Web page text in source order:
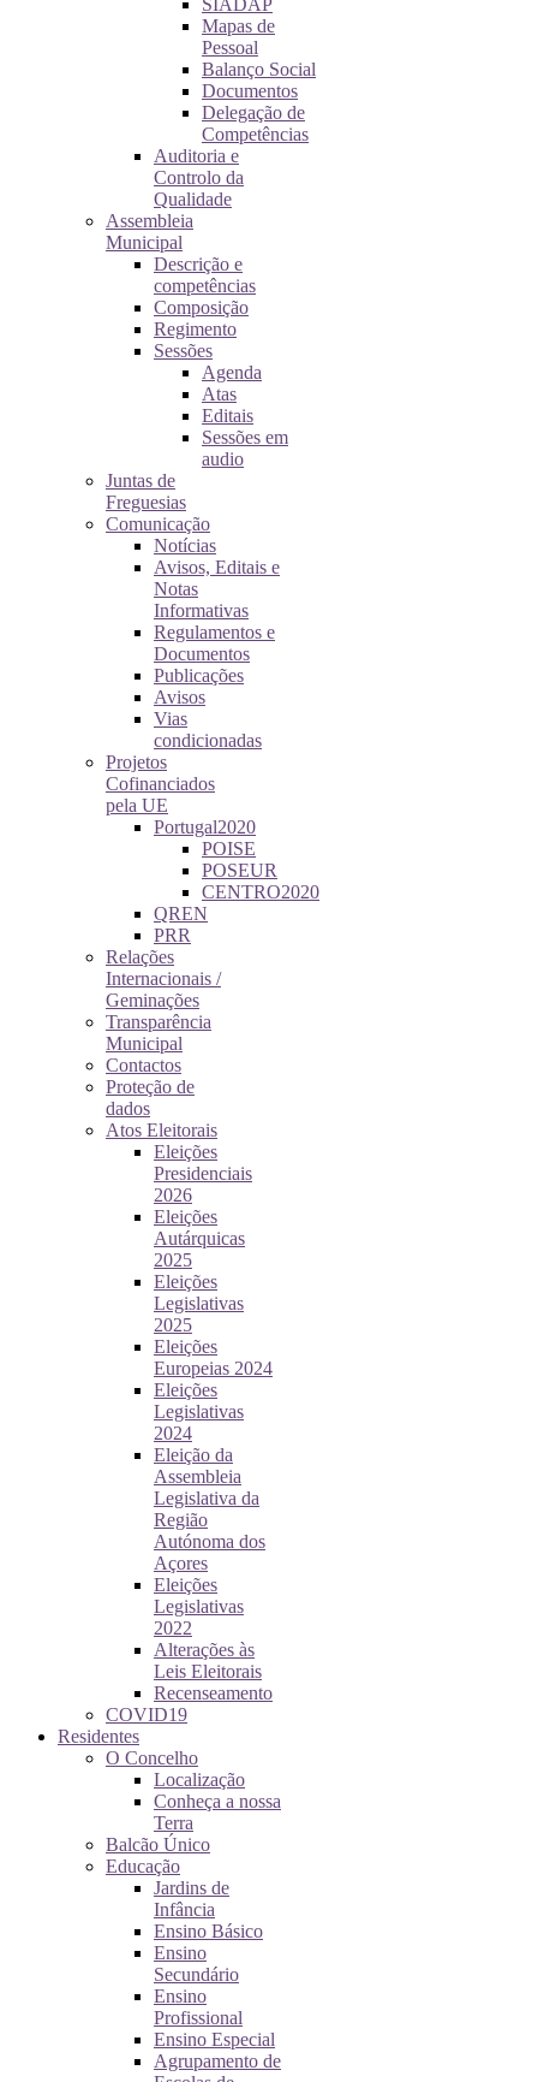
SIADAP
Mapas de
Pessoal
Balanço Social
Documentos
Delegação de
Competências
Auditoria e
Controlo da
Qualidade
Assembleia
Municipal
Descrição e
competências
Composição
Regimento
Sessões
Agenda
Atas
Editais
Sessões em
audio
Juntas de
Freguesias
Comunicação
Notícias
Avisos, Editais e
Notas
Informativas
Regulamentos e
Documentos
Publicações
Avisos
Vias
condicionadas
Projetos
Cofinanciados
pela UE
Portugal2020
POISE
POSEUR
CENTRO2020
QREN
PRR
Relações
Internacionais /
Geminações
Transparência
Municipal
Contactos
Proteção de
dados
Atos Eleitorais
Eleições
Presidenciais
2026
Eleições
Autárquicas
2025
Eleições
Legislativas
2025
Eleições
Europeias 2024
Eleições
Legislativas
2024
Eleição da
Assembleia
Legislativa da
Região
Autónoma dos
Açores
Eleições
Legislativas
2022
Alterações às
Leis Eleitorais
Recenseamento
COVID19
Residentes
O Concelho
Localização
Conheça a nossa
Terra
Balcão Único
Educação
Jardins de
Infância
Ensino Básico
Ensino
Secundário
Ensino
Profissional
Ensino Especial
Agrupamento de